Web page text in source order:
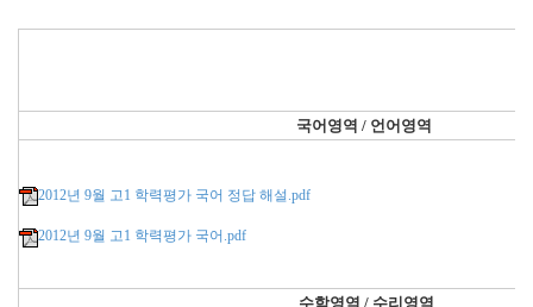
국어영역 / 언어영역
2012년 9월 고1 학력평가 국어 정답 해설.pdf
2012년 9월 고1 학력평가 국어.pdf
수학영역 / 수리영역